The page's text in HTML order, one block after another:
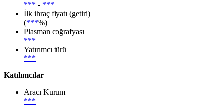
*** - ***
İlk ihraç fiyatı (getiri)
(***%)
Plasman coğrafyası
***
Yatırımcı türü
***
Katılımcılar
Aracı Kurum
***